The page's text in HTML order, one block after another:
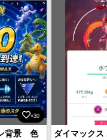
×30
背景 色
ダイマックス